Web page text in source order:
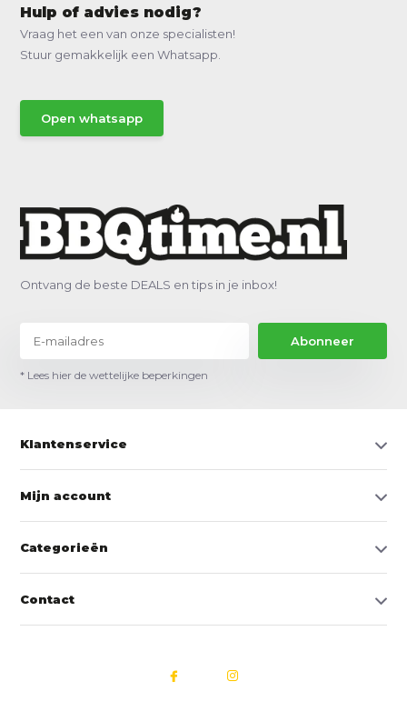
Hulp of advies nodig?
Vraag het een van onze specialisten!
Stuur gemakkelijk een Whatsapp.
Open whatsapp
Ontvang de beste DEALS en tips in je inbox!
Abonneer
* Lees hier de wettelijke beperkingen
Klantenservice
Mijn account
Categorieën
Contact